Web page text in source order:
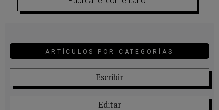
ARTÍCULOS POR CATEGORÍAS
Escribir
Editar